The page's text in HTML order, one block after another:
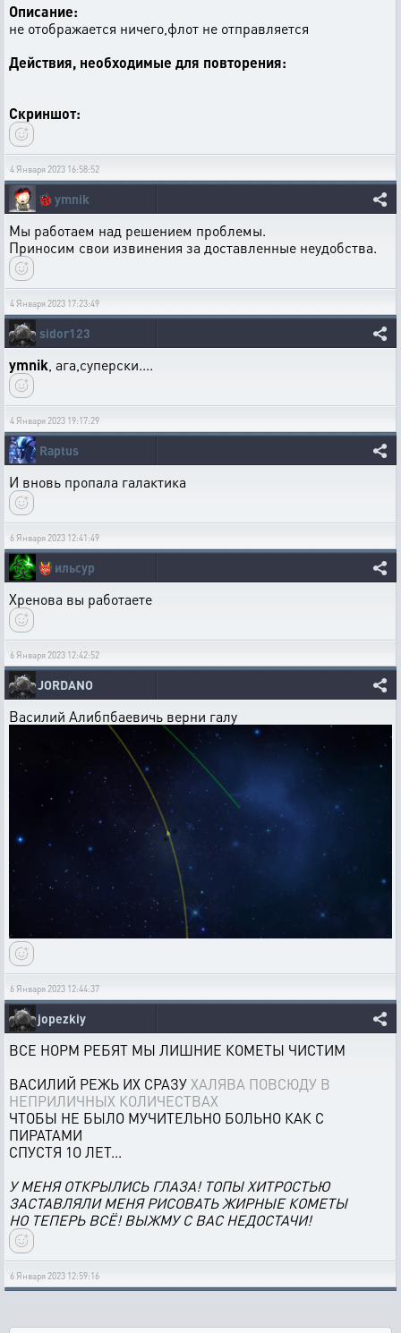
Описание:
не отображается ничего,флот не отправляется
Действия, необходимые для повторения:
Скриншот:
4 Января 2023 16:58:52
🐞 ymnik
Мы работаем над решением проблемы.
Приносим свои извинения за доставленные неудобства.
4 Января 2023 17:23:49
sidor123
ymnik , ага,суперски....
4 Января 2023 19:17:29
Raptus
И вновь пропала галактика
6 Января 2023 12:41:49
👹 ильсур
Хренова вы работаете
6 Января 2023 12:42:52
JORDANO
Василий Алибпбаевичь верни галу
6 Января 2023 12:44:37
jopezkiy
ВСЕ НОРМ РЕБЯТ МЫ ЛИШНИЕ КОМЕТЫ ЧИСТИМ
ВАСИЛИЙ РЕЖЬ ИХ СРАЗУХАЛЯВА ПОВСЮДУ В
НЕПРИЛИЧНЫХ КОЛИЧЕСТВАХ
ЧТОБЫ НЕ БЫЛО МУЧИТЕЛЬНО БОЛЬНО КАК С
ПИРАТАМИ
СПУСТЯ 1О ЛЕТ...
У МЕНЯ ОТКРЫЛИСЬ ГЛАЗА! ТОПЫ ХИТРОСТЬЮ
ЗАСТАВЛЯЛИ МЕНЯ РИСОВАТЬ ЖИРНЫЕ КОМЕТЫ
НО ТЕПЕРЬ ВСЁ! ВЫЖМУ С ВАС НЕДОСТАЧИ!
6 Января 2023 12:59:16